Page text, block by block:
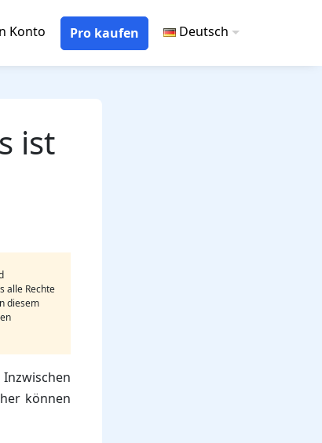
Konto Pro kaufen Deutsch
ist
alle Rechte
diesem
können